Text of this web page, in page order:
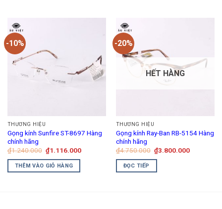
-10%
THƯƠNG HIỆU
Gọng kính Sunfire ST-8697 Hàng
chính hãng
₫1.240.000 Giá
gốc
là:
₫1.240.000.
₫1.116.000Giá
THÊM VÀO GIỎ HÀNG
-20%
HẾT HÀNG
THƯƠNG HIỆU
Gọng kính Ray-Ban RB-5154 Hàng
chính hãng
₫4.750.000 Giá
gốc
là:
₫3.800.000Giá
ĐỌC TIẾP